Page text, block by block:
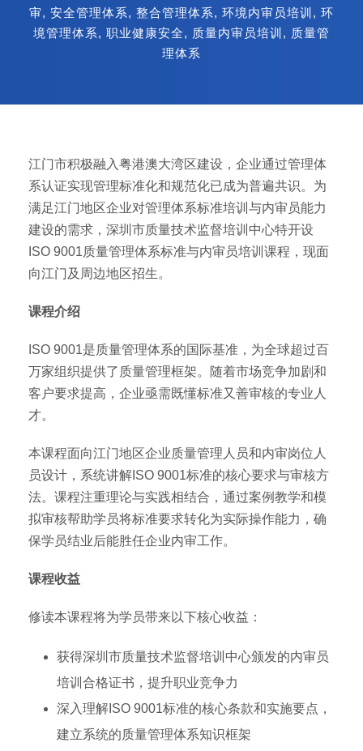
审, 安全管理体系, 整合管理体系, 环境内审员培训 , 环
境管理体系, 职业健康安全, 质量内审员培训 , 质量管
理体系
江门市积极融入粤港澳大湾区建设，企业通过管理体
系认证实现管理标准化和规范化已成为普遍共识。为
满足江门地区企业对管理体系标准培训与内审员能力
建设的需求，深圳市质量技术监督培训中心特开设
ISO 9001质量管理体系标准与内审员培训课程，现面
向江门及周边地区招生。
课程介绍
ISO 9001是质量管理体系的国际基准，为全球超过百
万家组织提供了质量管理框架。随着市场竞争加剧和
客户要求提高，企业亟需既懂标准又善审核的专业人
才。
本课程面向江门地区企业质量管理人员和内审岗位人
员设计，系统讲解ISO 9001标准的核心要求与审核方
法。课程注重理论与实践相结合，通过案例教学和模
拟审核帮助学员将标准要求转化为实际操作能力，确
保学员结业后能胜任企业内审工作。
课程收益
修读本课程将为学员带来以下核心收益：
获得深圳市质量技术监督培训中心颁发的内审员
培训合格证书，提升职业竞争力
深入理解ISO 9001标准的核心条款和实施要点，
建立系统的质量管理体系知识框架